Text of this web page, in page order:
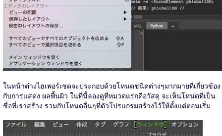
ในหน้าต่างไฮเพอร์เชดจะประกอบด้วยโหนดชนิดต่างๆมากมายที่เกี่ยวข้อง
กับการแสดง ผลพื้นผิว ในที่นี้ลองดูที่หมวดแรกคือวัสดุ จะเห็นโหนดที่เป็น
ชื่อที่เราสร้าง รวมกับโหนดอื่นๆที่ตัวโปรแกรมสร้างไว้ให้ตั้งแต่ตอนเริ่ม